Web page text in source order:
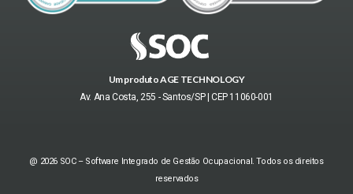
Um produto AGE TECHNOLOGY
Av. Ana Costa, 255 - Santos/SP | CEP 11060-001
@ 2026 SOC – Software Integrado de Gestão Ocupacional. Todos os direitos
reservados